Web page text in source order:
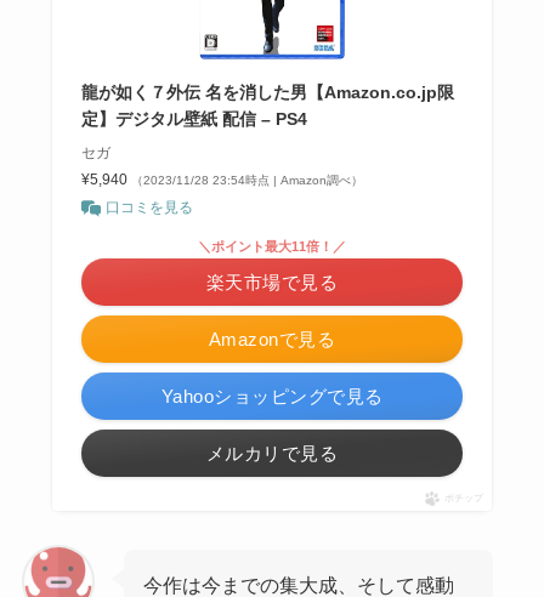
龍が如く７外伝 名を消した男【Amazon.co.jp限
定】デジタル壁紙 配信 – PS4
セガ
¥5,940
（2023/11/28 23:54時点 | Amazon調べ）
口コミを見る
Amazonで見る
＼ポイント最大11倍！／
楽天市場で見る
Yahooショッピングで見る
メルカリで見る
ポチップ
今作は今までの集大成、そして感動